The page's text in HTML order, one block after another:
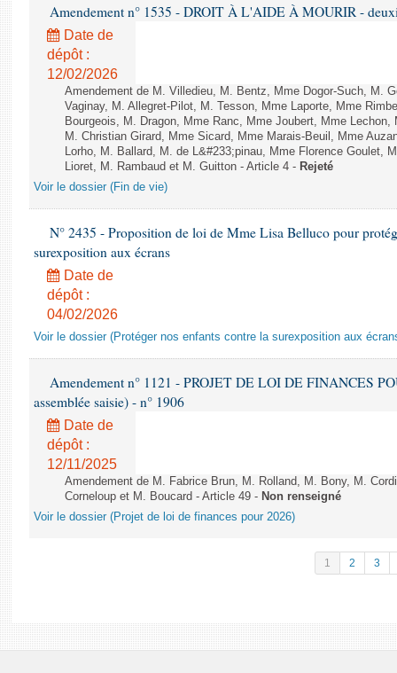
Amendement n° 1535 - DROIT À L'AIDE À MOURIR -
Date de
dépôt :
12/02/2026
Amendement de M. Villedieu, M. Bentz, Mme Dogor-Such, M.
Vaginay, M. Allegret-Pilot, M. Tesson, Mme Laporte, Mme
Bourgeois, M. Dragon, Mme Ranc, Mme Joubert, Mme
M. Christian Girard, Mme Sicard, Mme Marais-Beuil, Mme
Lorho, M. Ballard, M. de L&#233;pinau, Mme Florence Goulet,
Lioret, M. Rambaud et M. Guitton - Article 4 - Rejeté
Voir le dossier (Fin de vie)
N° 2435 - Proposition de loi de Mme Lisa Belluco pour
surexposition aux écrans
Date de
dépôt :
04/02/2026
Voir le dossier (Protéger nos enfants contre la surexposition aux
Amendement n° 1121 - PROJET DE LOI DE FINANCES
assemblée saisie) - n° 1906
Date de
dépôt :
12/11/2025
Amendement de M. Fabrice Brun, M. Rolland, M. Bony, M.
Corneloup et M. Boucard - Article 49 - Non renseigné
Voir le dossier (Projet de loi de finances pour 2026)
1 2 3